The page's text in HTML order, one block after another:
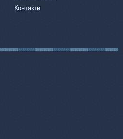
Контакти